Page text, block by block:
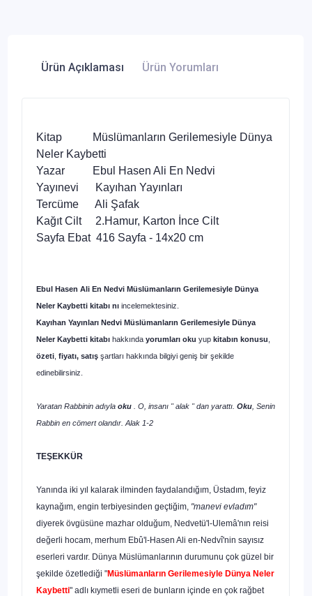
Ürün Açıklaması Ürün Yorumları
Kitap Müslümanların Gerilemesiyle Dünya
Neler Kaybetti
Yazar Ebul Hasen Ali En Nedvi
Yayınevi Kayıhan Yayınları
Tercüme Ali Şafak
Kağıt Cilt 2.Hamur, Karton İnce Cilt
Sayfa Ebat 416 Sayfa - 14x20 cm
Ebul Hasen Ali En Nedvi Müslümanların Gerilemesiyle Dünya
Neler Kaybetti kitabı nı incelemektesiniz.
Kayıhan Yayınları Nedvi Müslümanların Gerilemesiyle Dünya
Neler Kaybetti kitabı hakkında yorumları oku yup kitabın konusu
özeti fiyatı, satış şartları hakkında bilgiyi geniş bir şekilde
edinebilirsiniz.
Yaratan Rabbinin adıyla oku . O, insanı " alak " dan yarattı. Oku , Senin
Rabbin en cömert olandır. Alak 1-2
TEŞEKKÜR
Yanında iki yıl kalarak ilminden faydalandığım, Üstadım, fe­yiz
kaynağım, engin terbiyesinden geçtiğim, "manevi evladım"
diyerek övgüsüne mazhar olduğum, Nedvetü'l-Ulemâ'nın re­isi
değerli hocam, merhum Ebû'l-Hasen Ali en-Nedvî'nin sa­yısız
eserleri vardır. Dünya Müslümanlarının durumunu çok güzel bir
şekilde özetlediği "Müslümanların Gerilemesiyle Dünya Neler
Kaybetti" adlı kıymetli eseri de bunların içinde en çok rağbet